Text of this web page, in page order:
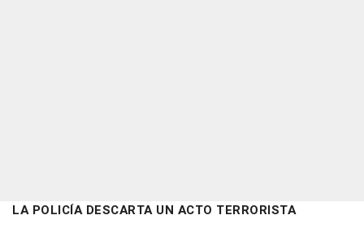
LA POLICÍA DESCARTA UN ACTO TERRORISTA